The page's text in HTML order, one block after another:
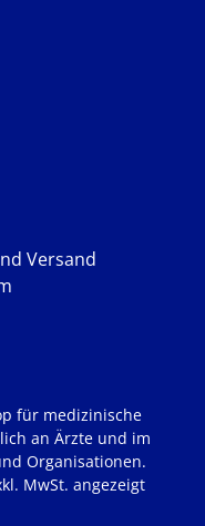
Versand
für medizinische
an Ärzte und im
Organisationen.
MwSt. angezeigt